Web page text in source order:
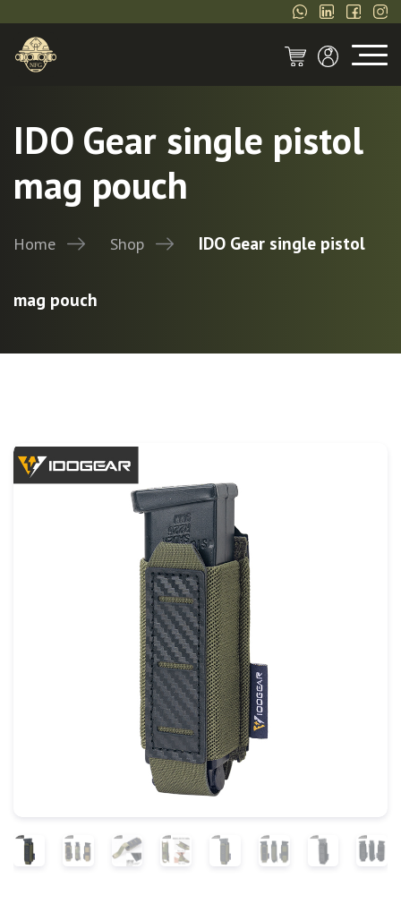
IDO Gear single pistol
mag pouch
Home Shop IDO Gear single pistol
mag pouch